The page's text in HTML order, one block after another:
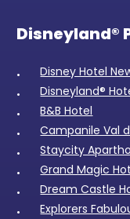
Disneyland®
Disney Hotel
Disneyland®
B&B Hotel
Campanile Val
Staycity
Grand Magic
Dream Castle
Explorers